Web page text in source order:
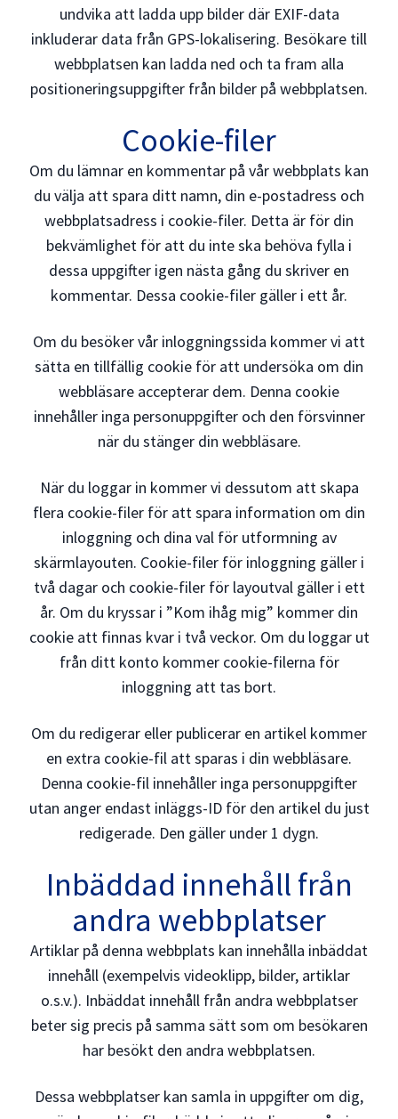
undvika att ladda upp bilder där EXIF-data
inkluderar data från GPS-lokalisering. Besökare till
webbplatsen kan ladda ned och ta fram alla
positioneringsuppgifter från bilder på webbplatsen.
Cookie-filer
Om du lämnar en kommentar på vår webbplats kan
du välja att spara ditt namn, din e-postadress och
webbplatsadress i cookie-filer. Detta är för din
bekvämlighet för att du inte ska behöva fylla i
dessa uppgifter igen nästa gång du skriver en
kommentar. Dessa cookie-filer gäller i ett år.
Om du besöker vår inloggningssida kommer vi att
sätta en tillfällig cookie för att undersöka om din
webbläsare accepterar dem. Denna cookie
innehåller inga personuppgifter och den försvinner
när du stänger din webbläsare.
När du loggar in kommer vi dessutom att skapa
flera cookie-filer för att spara information om din
inloggning och dina val för utformning av
skärmlayouten. Cookie-filer för inloggning gäller i
två dagar och cookie-filer för layoutval gäller i ett
år. Om du kryssar i ”Kom ihåg mig” kommer din
cookie att finnas kvar i två veckor. Om du loggar ut
från ditt konto kommer cookie-filerna för
inloggning att tas bort.
Om du redigerar eller publicerar en artikel kommer
en extra cookie-fil att sparas i din webbläsare.
Denna cookie-fil innehåller inga personuppgifter
utan anger endast inläggs-ID för den artikel du just
redigerade. Den gäller under 1 dygn.
Inbäddad innehåll från
andra webbplatser
Artiklar på denna webbplats kan innehålla inbäddat
innehåll (exempelvis videoklipp, bilder, artiklar
o.s.v.). Inbäddat innehåll från andra webbplatser
beter sig precis på samma sätt som om besökaren
har besökt den andra webbplatsen.
Dessa webbplatser kan samla in uppgifter om dig,